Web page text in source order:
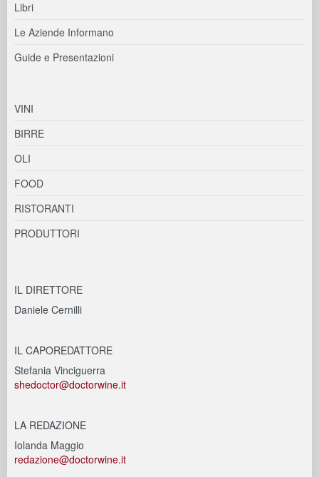
Libri
Le Aziende Informano
Guide e Presentazioni
VINI
BIRRE
OLI
FOOD
RISTORANTI
PRODUTTORI
IL DIRETTORE
Daniele Cernilli
IL CAPOREDATTORE
Stefania Vinciguerra
shedoctor@doctorwine.it
LA REDAZIONE
Iolanda Maggio
redazione@doctorwine.it